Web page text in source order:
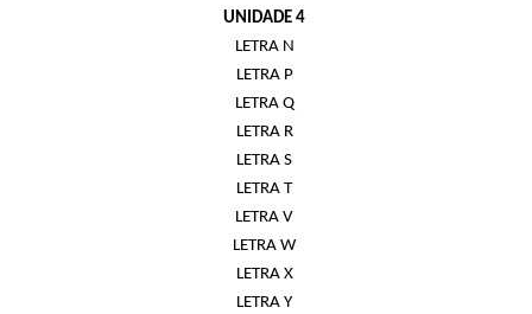
UNIDADE 4
LETRA N
LETRA P
LETRA Q
LETRA R
LETRA S
LETRA T
LETRA V
LETRA W
LETRA X
LETRA Y